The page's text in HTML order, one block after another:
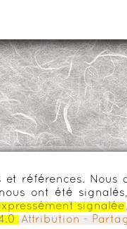
références. Nous
ont été
signalée
Attribution -